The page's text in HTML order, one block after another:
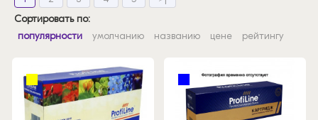
Сортировать по:
популярности
умолчанию названию цене рейтингу